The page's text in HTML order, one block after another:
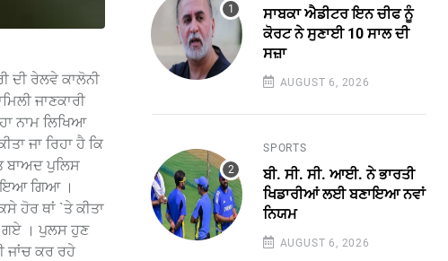
ਦੀ ਰੇਲਵੇ ਕਾਲੋਨੀ
ਜਾਣਕਾਰੀ
ਨਾਮ ਲਿਖਿਆ
ਜਾ ਰਿਹਾ ਹੈ ਕਿ
ਬਾਅਦ ਪੁਲਿਸ
ਗਿਆ ।
ਹੋਰ ਥਾਂ `ਤੇ ਕੀਤਾ
ਗਏ । ਪੁਲਸ ਹੁਣ
ਜਾਂਚ ਕਰ ਰਹੇ
ਸਾਬਕਾ ਐਡੀਟਰ ਇਨ ਚੀਫ ਨੂੰ
ਕੋਰਟ ਨੇ ਸੁਣਾਈ 10 ਸਾਲ ਦੀ
ਸਜ਼ਾ
AUGUST 6, 2026
SPORTS
ਬੀ. ਸੀ. ਸੀ. ਆਈ. ਨੇ ਭਾਰਤੀ
ਖਿਡਾਰੀਆਂ ਲਈ ਬਣਾਇਆ ਨਵਾਂ
ਨਿਯਮ
AUGUST 6, 2026